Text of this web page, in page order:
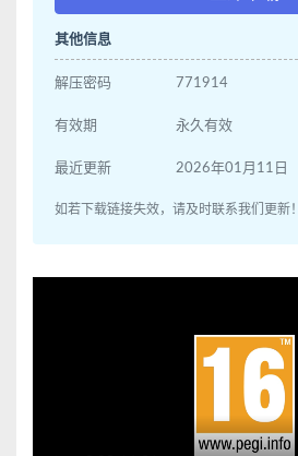
其他信息
解压密码 771914
有效期 永久有效
最近更新 2026年01月11日
如若下载链接失效，请及时联系我们更新！